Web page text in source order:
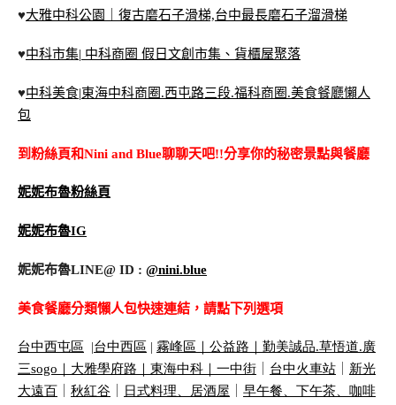
♥大雅中科公園｜復古磨石子滑梯,台中最長磨石子溜滑梯
♥中科市集| 中科商圈 假日文創市集、貨櫃屋聚落
♥中科美食|東海中科商圈.西屯路三段.福科商圈.美食餐廳懶人
包
到粉絲頁和Nini and Blue聊聊天吧!!分享你的秘密景點與餐廳
妮妮布魯粉絲頁
妮妮布魯IG
妮妮布魯LINE@ ID : @nini.blue
美食餐廳分類懶人包快速連結，請點下列選項
台中西屯區 |台中西區 | 霧峰區｜ 公益路｜ 勤美誠品.草悟道.廣
三sogo 大雅學府路｜ 東海中科｜ 一中街 台中火車站
新光
大遠百
秋紅谷 日式料理、居酒屋
早午餐、下午茶、咖啡